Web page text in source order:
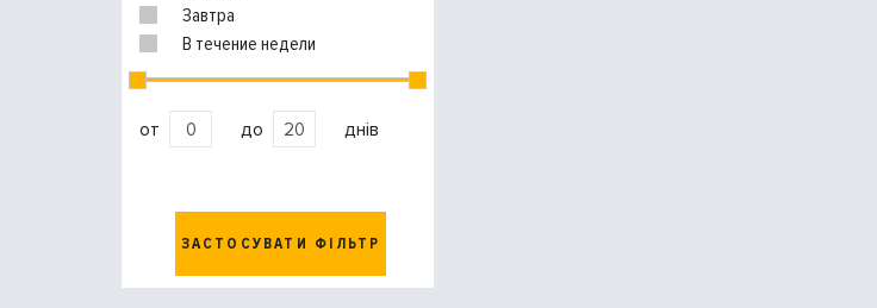
Завтра
В течение недели
от до днів
ЗАСТОСУВАТИ ФІЛЬТР